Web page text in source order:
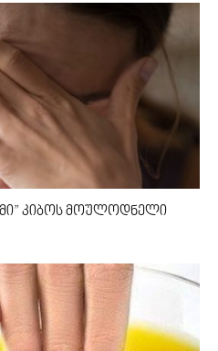
კიბოს მოულოდნელი